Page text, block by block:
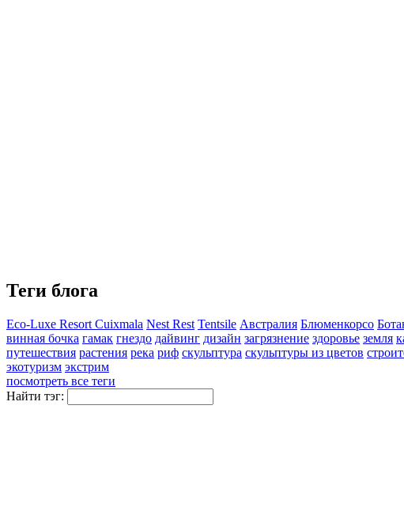
Теги блога
Eco-Luxe Resort Cuixmala Nest Rest Tentsile Австралия Блюменкорсо
винная бочка гамак гнездо дайвинг дизайн загрязнение здоровье земля
путешествия растения река риф скульптура скульптуры из цветов
экотуризм экстрим
посмотреть все теги
Найти тэг: